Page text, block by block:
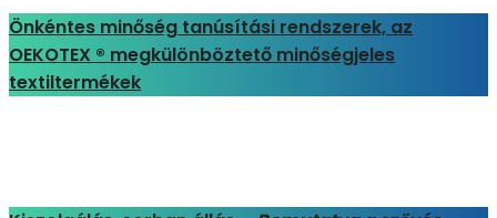
Önkéntes minőség tanúsítási rendszerek, az
OEKOTEX ® megkülönböztető minőségjeles
textiltermékek